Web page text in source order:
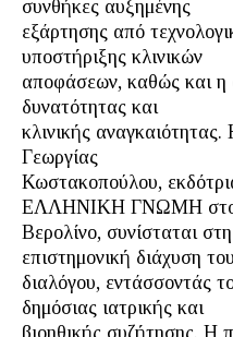
συνθήκες αυξημένης
εξάρτησης από
υποστήριξης κλινικών
αποφάσεων, καθώς και η
δυνατότητας και
κλινικής
Γεωργίας
Κωστακοπούλου,
ΕΛΛΗΝΙΚΗ ΓΝΩΜΗ
Βερολίνο, συνίσταται
επιστημονική διάχυση του
διαλόγου, εντάσσοντάς
δημόσιας ιατρικής και
βιοηθικής συζήτησης. Η